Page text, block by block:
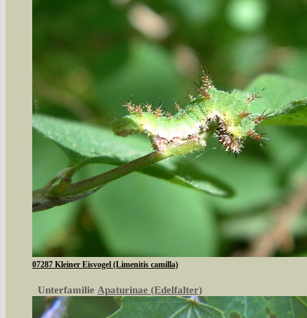
07287 Kleiner Eisvogel (Limenitis camilla)
Unterfamilie Apaturinae (Edelfalter)